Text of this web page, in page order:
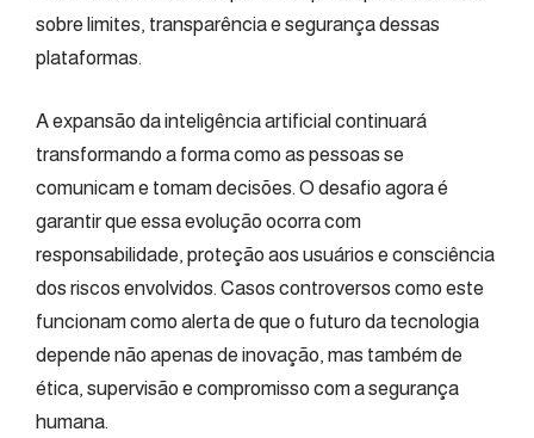
sobre limites, transparência e segurança dessas
plataformas.
A expansão da inteligência artificial continuará
transformando a forma como as pessoas se
comunicam e tomam decisões. O desafio agora é
garantir que essa evolução ocorra com
responsabilidade, proteção aos usuários e consciência
dos riscos envolvidos. Casos controversos como este
funcionam como alerta de que o futuro da tecnologia
depende não apenas de inovação, mas também de
ética, supervisão e compromisso com a segurança
humana.